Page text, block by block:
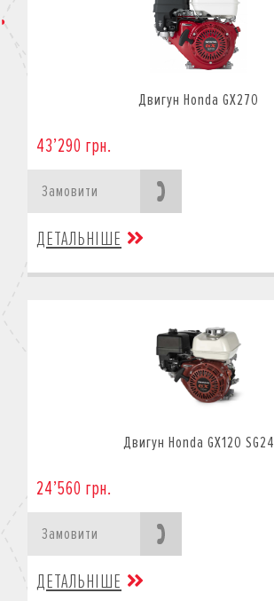
Двигун Honda GX270
43’290 грн.
Замовити
ДЕТАЛЬНІШЕ
Двигун Honda GX120 SG24
24’560 грн.
Замовити
ДЕТАЛЬНІШЕ